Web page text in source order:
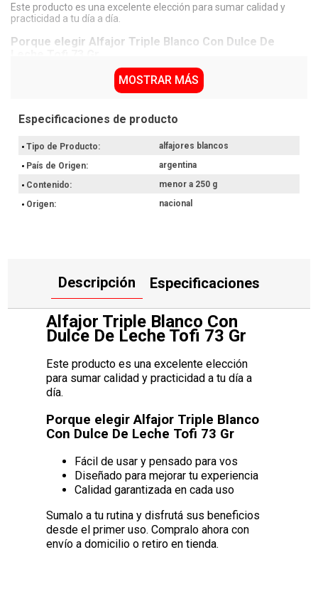
Este producto es una excelente elección para sumar calidad y
practicidad a tu día a día.
Porque elegir Alfajor Triple Blanco Con Dulce De
Fácil de usar y pensado para vos
Diseñado para mejorar tu experiencia
Sumalo a tu rutina y disfrutá sus beneficios desde el primer uso.
MOSTRAR MÁS
Tipo de Producto
alfajores blancos
País de Origen
argentina
Contenido
menor a 250 g
Origen
nacional
Descripción Especificaciones
Alfajor Triple Blanco Con
Dulce De Leche Tofi 73 Gr
Este producto es una excelente elección
para sumar calidad y practicidad a tu día a
día.
Porque elegir Alfajor Triple Blanco
Con Dulce De Leche Tofi 73 Gr
Fácil de usar y pensado para vos
Diseñado para mejorar tu experiencia
Calidad garantizada en cada uso
Sumalo a tu rutina y disfrutá sus beneficios
desde el primer uso. Compralo ahora con
envío a domicilio o retiro en tienda.